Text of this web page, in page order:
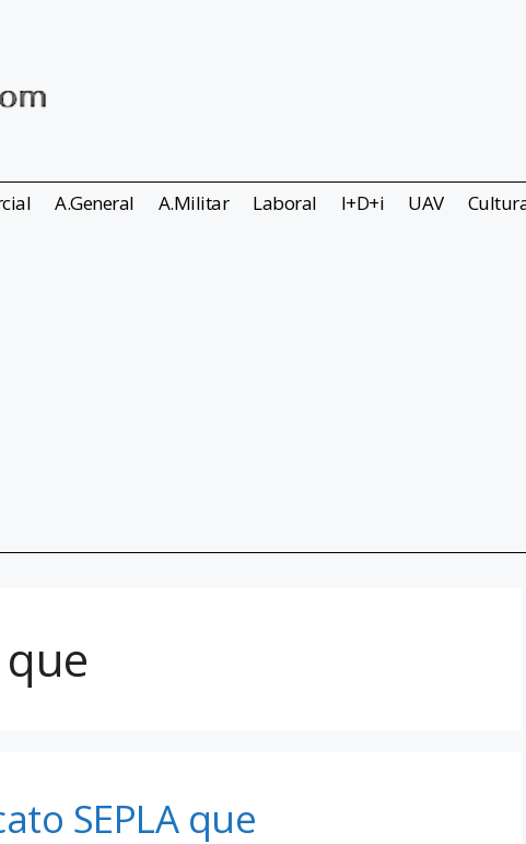
A.General A.Militar Laboral I+D+i UAV
SEPLA que